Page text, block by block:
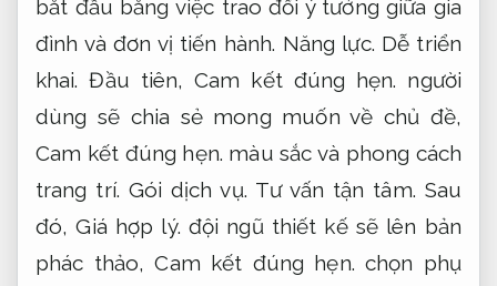
bắt đầu bằng việc trao đổi ý tưởng giữa gia
đình và đơn vị tiến hành. Năng lực. Dễ triển
khai. Đầu tiên,Cam kết đúng hẹn. người
dùng sẽ chia sẻ mong muốn về chủ đề,
Cam kết đúng hẹn. màu sắc và phong cách
trang trí. Gói dịch vụ. Tư vấn tận tâm. Sau
đó,Giá hợp lý. đội ngũ thiết kế sẽ lên bản
phác thảo,Cam kết đúng hẹn. chọn phụ